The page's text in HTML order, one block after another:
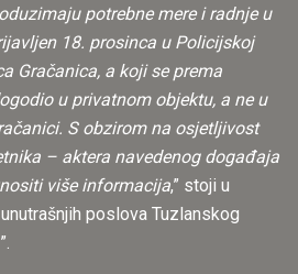
potrebne mere i radnje u
18. prosinca u Policijskoj
Gračanica, a koji se prema
u privatnom objektu, a ne u
S obzirom na osjetljivost
– aktera navedenog događaja
više informacija,” stoji u
poslova Tuzlanskog